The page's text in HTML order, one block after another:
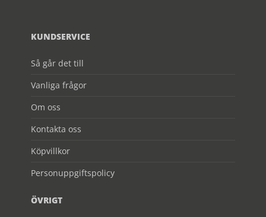
KUNDSERVICE
Så går det till
Vanliga frågor
Om oss
Kontakta oss
Köpvillkor
Personuppgiftspolicy
ÖVRIGT